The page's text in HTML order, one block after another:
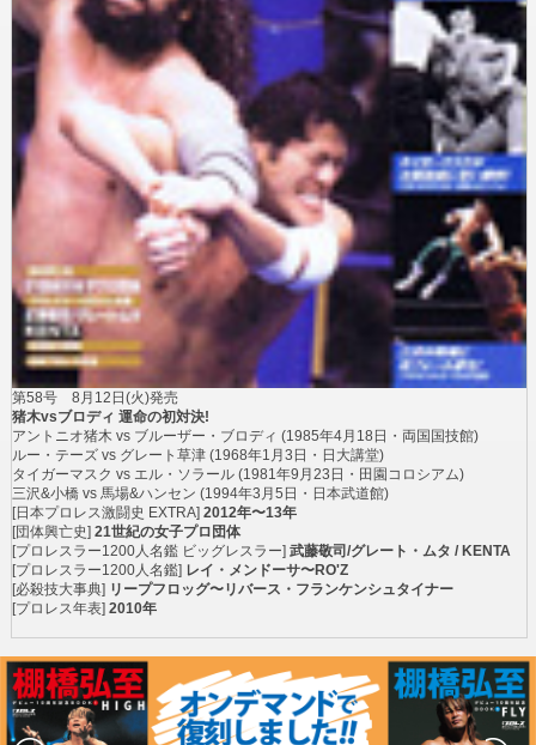
第58号8月12日(火)発売
猪木vsブロディ 運命の初対決!
アントニオ猪木 vs ブルーザー・ブロディ (1985年4月18日・両国国技館)
ルー・テーズ vs グレート草津 (1968年1月3日・日大講堂)
タイガーマスク vs エル・ソラール (1981年9月23日・田園コロシアム)
三沢&小橋 vs 馬場&ハンセン (1994年3月5日・日本武道館)
[日本プロレス激闘史 EXTRA] 2012年〜13年
[団体興亡史] 21世紀の女子プロ団体
[プロレスラー1200人名鑑 ビッグレスラー] 武藤敬司/グレート・ムタ / KENTA
[プロレスラー1200人名鑑] レイ・メンドーサ〜RO'Z
[必殺技大事典] リープフロッグ〜リバース・フランケンシュタイナー
[プロレス年表] 2010年